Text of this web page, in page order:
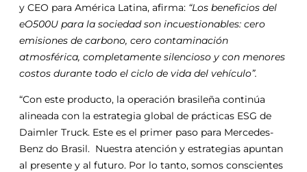
y CEO para América Latina, afirma: “Los beneficios del
eO500U para la sociedad son incuestionables: cero
emisiones de carbono, cero contaminación
atmosférica, completamente silencioso y con menores
costos durante todo el ciclo de vida del vehículo”.
“Con este producto, la operación brasileña continúa
alineada con la estrategia global de prácticas ESG de
Daimler Truck. Este es el primer paso para Mercedes-
Benz do Brasil. Nuestra atención y estrategias apuntan
al presente y al futuro. Por lo tanto, somos conscientes